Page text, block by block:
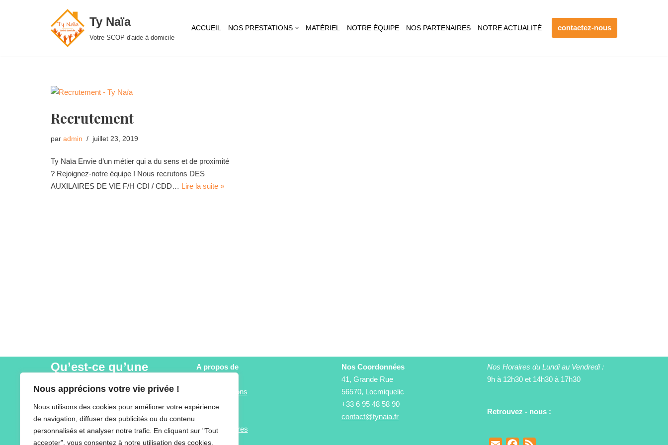
Nous apprécions votre vie privée !
Nous utilisons des cookies pour améliorer votre expérience
de navigation, diffuser des publicités ou du contenu
personnalisés et analyser notre trafic. En cliquant sur "Tout
accepter", vous consentez à notre utilisation des cookies.
Ty Naïa
Votre SCOP d'aide à domicile
ACCUEIL NOS PRESTATIONS MATÉRIEL NOTRE ÉQUIPE NOS PARTENAIRES NOTRE ACTUALITÉ contactez-nous
Recrutement
par admin juillet 23, 2019
Ty Naïa Envie d’un métier qui a du sens et de proximité
? Rejoignez-notre équipe ! Nous recrutons DES
AUXILAIRES DE VIE F/H CDI / CDD… Lire la suite »
Qu’est-ce qu’une
solidaire, à but non lucratif, devant concilier
logique entrepreneuriale avec exigence
sociale et partage. Sa gouvernance est
A propos de
Nos prestations
Actualités
Nos partenaires
Matériel
Nos Coordonnées
41, Grande Rue
56570, Locmiquelic
+33 6 95 48 58 90
contact@tynaia.fr
Nos Horaires du Lundi au Vendredi :
9h à 12h30 et 14h30 à 17h30
Retrouvez - nous :